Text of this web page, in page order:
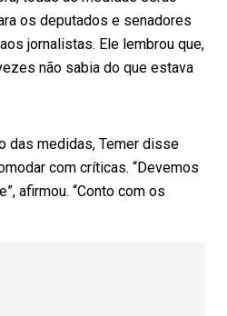
os deputados e senadores
jornalistas. Ele lembrou que,
não sabia do que estava
das medidas, Temer disse
com críticas. “Devemos
afirmou. “Conto com os